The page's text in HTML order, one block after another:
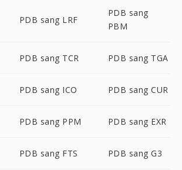
PDB sang LRF
PDB sang
PBM
PDB sang TCR PDB sang TGA
PDB sang ICO PDB sang CUR
PDB sang PPM PDB sang EXR
PDB sang FTS PDB sang G3